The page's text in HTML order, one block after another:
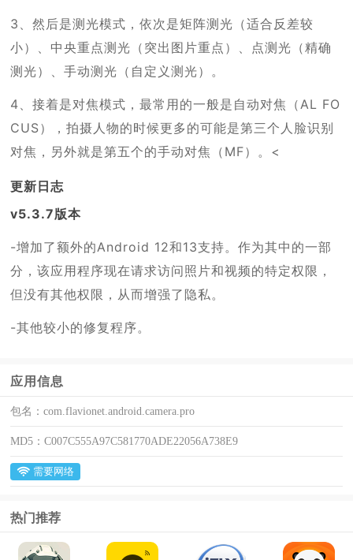
3、然后是测光模式，依次是矩阵测光（适合反差较
小）、中央重点测光（突出图片重点）、点测光（精确
测光）、手动测光（自定义测光）。
4、接着是对焦模式，最常用的一般是自动对焦（AL FO
CUS），拍摄人物的时候更多的可能是第三个人脸识别
对焦，另外就是第五个的手动对焦（MF）。<
更新日志
v5.3.7版本
-增加了额外的Android 12和13支持。作为其中的一部
分，该应用程序现在请求访问照片和视频的特定权限，
但没有其他权限，从而增强了隐私。
-其他较小的修复程序。
应用信息
包名：com.flavionet.android.camera.pro
MD5：C007C555A97C581770ADE22056A738E9
需要网络
热门推荐